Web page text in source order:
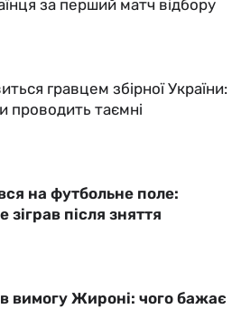
за перший матч відбору
гравцем збірної України:
проводить таємні
на футбольне поле:
після зняття
вимогу Жироні: чого бажає